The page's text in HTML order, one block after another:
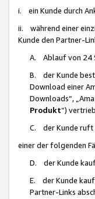
i. ein Kunde durch
ii. während einer
Kunde den Partner-
A. Ablauf von 24
B. der Kunde
Download einer
Downloads“,
Produkt“)
C. der Kunde ruft
einer der folgenden
D. der Kunde
E. der Kunde
Partner-Links